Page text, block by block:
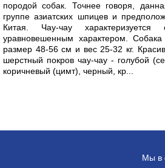
породой собак. Точнее говоря,
группе азиатских шпицев и
Китая. Чау-чау
уравновешенным характером.
размер 48-56 см и вес 25-32 кг.
шерстный покров чау-чау - голубой
коричневый (цимт), черный, кр...
Мы в